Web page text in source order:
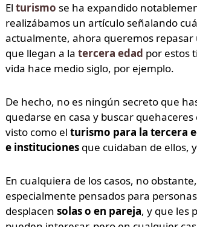
El turismo se ha expandido
realizábamos un artículo señalando
actualmente, ahora queremos repasar
que llegan a la tercera edad por estos
vida hace medio siglo, por ejemplo.
De hecho, no es ningún secreto que
quedarse en casa y buscar
visto como el turismo para la tercera
e institucionesque cuidaban de ellos,
En cualquiera de los casos, no
especialmente pensados para
desplacen solas o en pareja, y que les